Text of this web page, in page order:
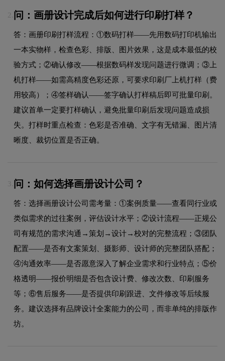
2. 问：画册设计完成后如何进行印刷打样？
答：画册印刷打样流程：①数码打样——先用数码打印机输出
一本实物样，检查色彩、排版、图片效果，这是成本最低的校
验方式；②确认修改——根据数码样发现问题进行微调；③上
机打样——如需高精度色彩还原，可要求印刷厂上机打样（费
用较高）；④签样确认——签字确认打样稿后即可批量印刷。
建议首单一定要打样确认，避免批量印刷后发现问题造成损
失。打样时重点检查：色彩是否准确、文字有无错漏、图片清
晰度、裁切位置是否正确。
3. 问：如何选择画册设计公司？
答：选择画册设计公司需考量：①案例质量——查看同行业或
类似需求的过往案例，评估设计水平；②设计流程——正规公
司有规范的需求沟通→策划→设计→校对的完整流程；③团队
配置——是否有文案策划、摄影师、设计师的完整团队搭配；
④沟通效率——是否愿意深入了解企业需求和行业特点；⑤价
格透明——报价明细是否包含设计费、修改次数、印刷服务
等；⑥售后服务——是否提供印刷跟进、文件修改等后续服
务。建议选择有品牌设计全案能力的公司，而非单纯的排版作
坊。